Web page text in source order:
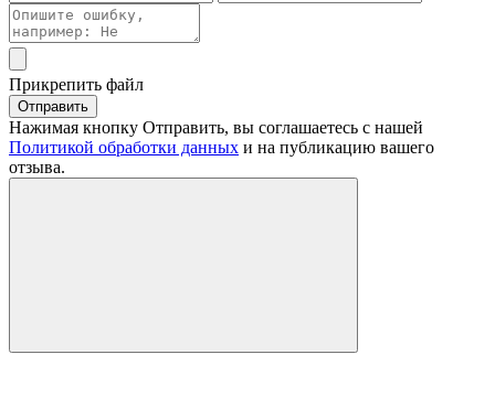
Прикрепить файл
Отправить
Нажимая кнопку Отправить, вы соглашаетесь с нашей
Политикой обработки данных и на публикацию вашего
отзыва.